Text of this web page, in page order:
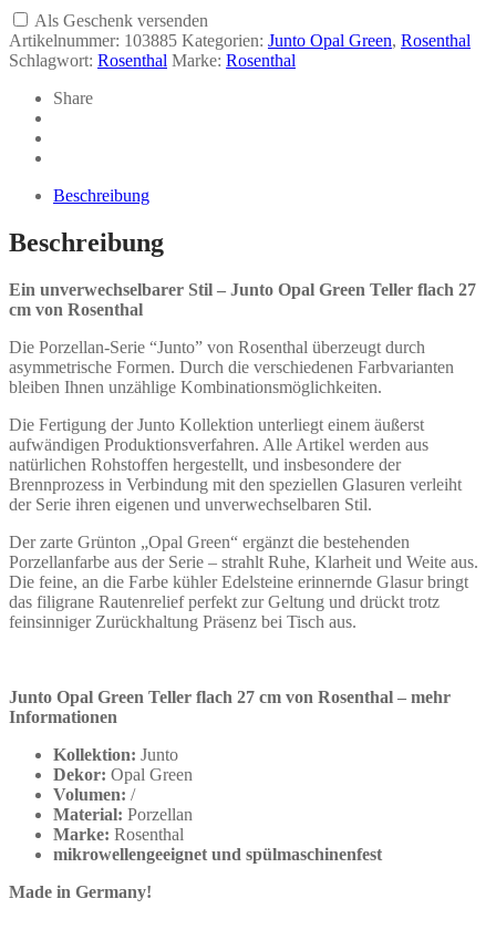
cm
-
Rosenthal
Menge
Als Geschenk versenden
Artikelnummer: 103885 Kategorien: Junto Opal Green, Rosenthal
Schlagwort: Rosenthal Marke: Rosenthal
Share
Beschreibung
Beschreibung
Ein unverwechselbarer Stil – Junto Opal Green Teller flach 27
cm von Rosenthal
Die Porzellan-Serie “Junto” von Rosenthal überzeugt durch
asymmetrische Formen. Durch die verschiedenen Farbvarianten
bleiben Ihnen unzählige Kombinationsmöglichkeiten.
Die Fertigung der Junto Kollektion unterliegt einem äußerst
aufwändigen Produktionsverfahren. Alle Artikel werden aus
natürlichen Rohstoffen hergestellt, und insbesondere der
Brennprozess in Verbindung mit den speziellen Glasuren verleiht
der Serie ihren eigenen und unverwechselbaren Stil.
Der zarte Grünton „Opal Green“ ergänzt die bestehenden
Porzellanfarbe aus der Serie – strahlt Ruhe, Klarheit und Weite aus.
Die feine, an die Farbe kühler Edelsteine erinnernde Glasur bringt
das filigrane Rautenrelief perfekt zur Geltung und drückt trotz
feinsinniger Zurückhaltung Präsenz bei Tisch aus.
Junto Opal Green Teller flach 27 cm von Rosenthal – mehr
Informationen
Kollektion: Junto
Dekor: Opal Green
Volumen: /
Material: Porzellan
Marke: Rosenthal
mikrowellengeeignet und spülmaschinenfest
Made in Germany!